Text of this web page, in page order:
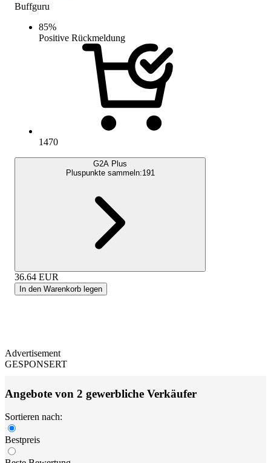
Buffguru
85%
Positive Rückmeldung
1470
G2A Plus
Pluspunkte sammeln:191
36.64 EUR
In den Warenkorb legen
Advertisement
GESPONSERT
Angebote von 2 gewerbliche Verkäufer
Sortieren nach:
Bestpreis